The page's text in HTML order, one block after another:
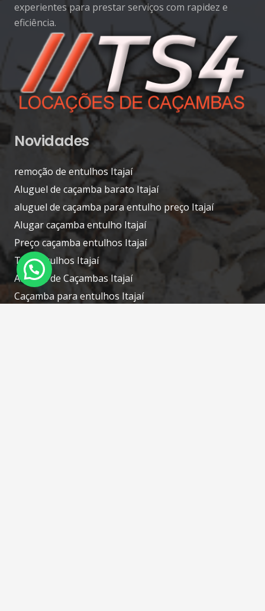
experientes para prestar serviços com rapidez e
eficiência.
Novidades
remoção de entulhos Itajaí
Aluguel de caçamba barato Itajaí
aluguel de caçamba para entulho preço Itajaí
Alugar caçamba entulho Itajaí
Preço caçamba entulhos Itajaí
Tira entulhos Itajaí
Aluguel de Caçambas Itajaí
Caçamba para entulhos Itajaí